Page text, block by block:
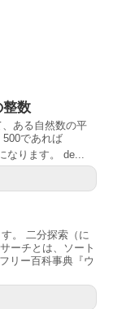
数
ある自然数の平
であれば
なります。 de...
。 二分探索（に
ーチとは、ソート
リー百科事典『ウ